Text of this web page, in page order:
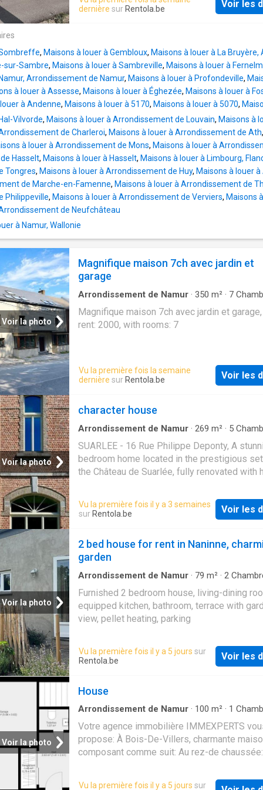
dernière sur Rentola.be Voir les
, Maisons à louer à Gembloux, Maisons à louer à La
sur-Sambre, Maisons à louer à Sambreville, Maisons à louer à
Arrondissement de Namur, Maisons à louer à Profondeville,
à louer à Assesse, Maisons à louer à Éghezée, Maisons à louer à
à Andenne, Maisons à louer à 5170, Maisons à louer à 5070,
Vilvorde, Maisons à louer à Arrondissement de Louvain, Maisons à
de Charleroi, Maisons à louer à Arrondissement de Ath,
à louer à Arrondissement de Mons, Maisons à louer à
Hasselt, Maisons à louer à Hasselt, Maisons à louer à Limbourg,
Tongres, Maisons à louer à Arrondissement de Huy, Maisons à louer
de Marche-en-Famenne, Maisons à louer à Arrondissement de
Philippeville, Maisons à louer à Arrondissement de Verviers, Maisons
de Neufchâteau
à Namur, Wallonie
Voir la photo
Magnifique maison 7ch avec jardin et
garage
Arrondissement de Namur · 350 m² · 7
Maison
Magnifique maison 7ch avec jardin et
rent: 2000, with rooms: 7
Vu la première fois la semaine
dernière sur Rentola.be Voir les
Voir la photo
character house
Arrondissement de Namur · 269 m² · 5
SUARLEE - 16 Rue Philippe Deponty, A
bedroom home located in the prestigious
the Château de Suarlée, fully renovated with
between historic charm and modern
features a bright living room with a fully
kitchen (no refrigerator), two elegant shower
other amenities The dual-flow mechanical
system (VMC/C+), underfloor heating, and a
energy performance certificate (PEB)
optimal comfort and a significant reduction in
costs Nestled in a lush, bucolic setting, the
enjoys a prime location just outside Namur,
quick access to major highways (E42/A15/
rent at €2,100/month plus €253/month in
(insurance, common area fees, maintenance
Vu la première fois il y a 3 semaines
sur Rentola.be Voir les
Voir la photo
2 bed house for rent in Naninne,
garden
Arrondissement de Namur · 79 m² · 2
Furnished 2 bedroom house, living-dining
equipped kitchen, bathroom, terrace with
view, pellet heating, parking
Vu la première fois il y a 5 jours sur
Rentola.be
Voir les
Voir la photo
House
Arrondissement de Namur · 100 m² · 1
Votre agence immobilière IMMEXPERTS
propose: À Bois-De-Villers, charmante
composant comme suit: Au rez-de chaussée:
Au 1er étage: un séjour avec coin cuisine
Vu la première fois il y a 5 jours sur